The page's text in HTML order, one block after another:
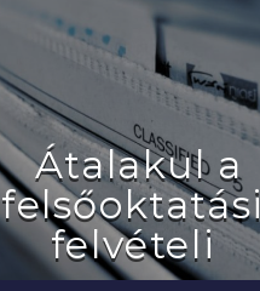
Átalakul a
felsőoktatási
felvételi